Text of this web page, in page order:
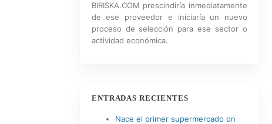
BIRISKA.COM prescindiría inmediatamente
de ese proveedor e iniciaría un nuevo
proceso de selección para ese sector o
actividad económica.
ENTRADAS RECIENTES
Nace el primer supermercado on